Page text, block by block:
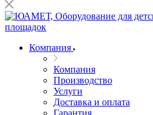
Компания
Компания
Производство
Услуги
Доставка и оплата
Гарантия